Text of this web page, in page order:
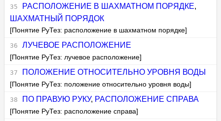
РАСПОЛОЖЕНИЕ В ШАХМАТНОМ ПОРЯДКЕ,
ШАХМАТНЫЙ ПОРЯДОК
[Понятие РуТез: расположение в шахматном порядке]
ЛУЧЕВОЕ РАСПОЛОЖЕНИЕ
[Понятие РуТез: лучевое расположение]
ПОЛОЖЕНИЕ ОТНОСИТЕЛЬНО УРОВНЯ ВОДЫ
[Понятие РуТез: положение относительно уровня воды]
ПО ПРАВУЮ РУКУ, РАСПОЛОЖЕНИЕ СПРАВА
[Понятие РуТез: расположение справа]